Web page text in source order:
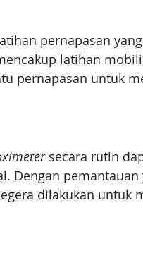
pernapasan
latihan
pernapasan untuk
secara rutin
Dengan pemantauan
dilakukan untuk